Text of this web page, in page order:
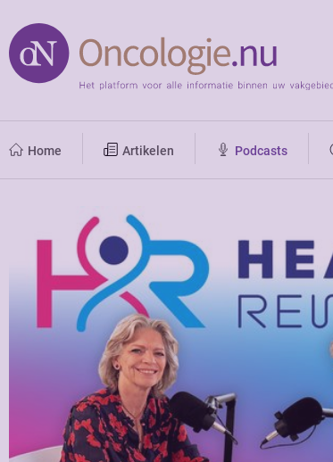
Home Artikelen Podcasts